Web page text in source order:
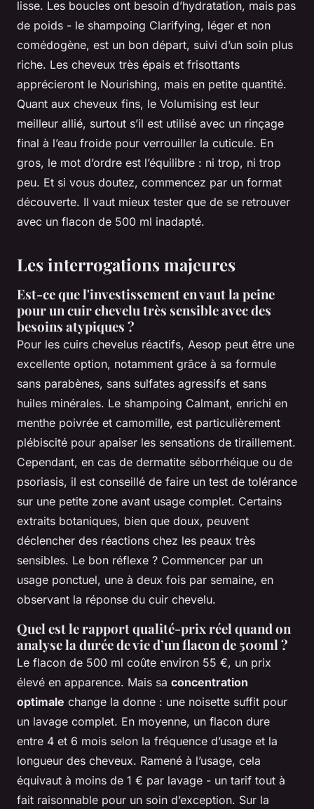
lisse. Les boucles ont besoin d’hydratation, mais pas
de poids - le shampoing Clarifying, léger et non
comédogène, est un bon départ, suivi d’un soin plus
riche. Les cheveux très épais et frisottants
apprécieront le Nourishing, mais en petite quantité.
Quant aux cheveux fins, le Volumising est leur
meilleur allié, surtout s’il est utilisé avec un rinçage
final à l’eau froide pour verrouiller la cuticule. En
gros, le mot d’ordre est l’équilibre : ni trop, ni trop
peu. Et si vous doutez, commencez par un format
découverte. Il vaut mieux tester que de se retrouver
avec un flacon de 500 ml inadapté.
Les interrogations majeures
Est-ce que l'investissement en vaut la peine
pour un cuir chevelu très sensible avec des
besoins atypiques ?
Pour les cuirs chevelus réactifs, Aesop peut être une
excellente option, notamment grâce à sa formule
sans parabènes, sans sulfates agressifs et sans
huiles minérales. Le shampoing Calmant, enrichi en
menthe poivrée et camomille, est particulièrement
plébiscité pour apaiser les sensations de tiraillement.
Cependant, en cas de dermatite séborrhéique ou de
psoriasis, il est conseillé de faire un test de tolérance
sur une petite zone avant usage complet. Certains
extraits botaniques, bien que doux, peuvent
déclencher des réactions chez les peaux très
sensibles. Le bon réflexe ? Commencer par un
usage ponctuel, une à deux fois par semaine, en
observant la réponse du cuir chevelu.
Quel est le rapport qualité-prix réel quand on
analyse la durée de vie d’un flacon de 500ml ?
Le flacon de 500 ml coûte environ 55 €, un prix
élevé en apparence. Mais sa concentration
optimale change la donne : une noisette suffit pour
un lavage complet. En moyenne, un flacon dure
entre 4 et 6 mois selon la fréquence d’usage et la
longueur des cheveux. Ramené à l’usage, cela
équivaut à moins de 1 € par lavage - un tarif tout à
fait raisonnable pour un soin d’exception. Sur la